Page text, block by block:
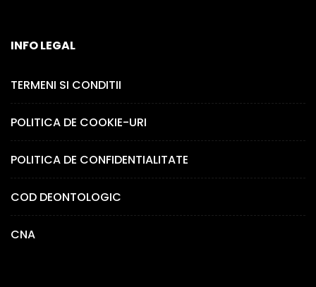
INFO LEGAL
TERMENI SI CONDITII
POLITICA DE COOKIE-URI
POLITICA DE CONFIDENTIALITATE
COD DEONTOLOGIC
CNA